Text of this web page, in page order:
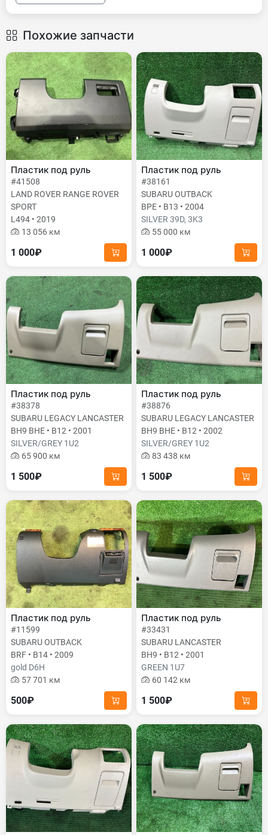
Похожие запчасти
Пластик под руль
#41508
LAND ROVER RANGE ROVER
SPORT
L494 • 2019
13 056 км
1 000₽
Пластик под руль
#38161
SUBARU OUTBACK
BPE • B13 • 2004
SILVER 39D, 3K3
55 000 км
1 000₽
Пластик под руль
#38378
SUBARU LEGACY LANCASTER
BH9 BHE • B12 • 2001
SILVER/GREY 1U2
65 900 км
1 500₽
Пластик под руль
#38876
SUBARU LEGACY LANCASTER
BH9 BHE • B12 • 2002
SILVER/GREY 1U2
83 438 км
1 500₽
Пластик под руль
#11599
SUBARU OUTBACK
BRF • B14 • 2009
gold D6H
57 701 км
500₽
Пластик под руль
#33431
SUBARU LANCASTER
BH9 • B12 • 2001
GREEN 1U7
60 142 км
1 500₽